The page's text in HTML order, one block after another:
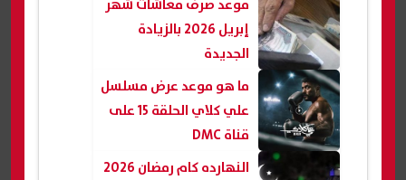
موعد صرف معاشات شهر
إبريل 2026 بالزيادة
الجديدة
ما هو موعد عرض مسلسل
علي كلاي الحلقة 15 على
قناة DMC
النهارده كام رمضان 2026